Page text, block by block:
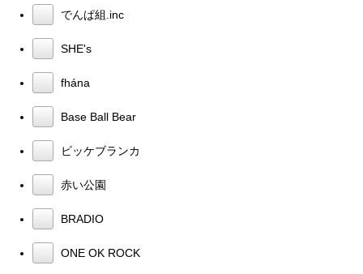
でんぱ組.inc
SHE's
fhána
Base Ball Bear
ビッケブランカ
赤い公園
BRADIO
ONE OK ROCK